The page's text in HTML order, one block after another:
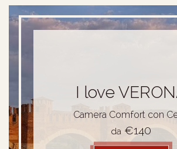
I love
Camera Comfort con
da €140